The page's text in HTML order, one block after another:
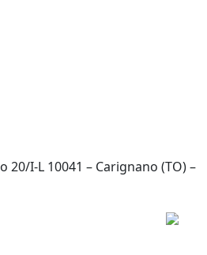
20/I-L 10041 – Carignano (TO) –